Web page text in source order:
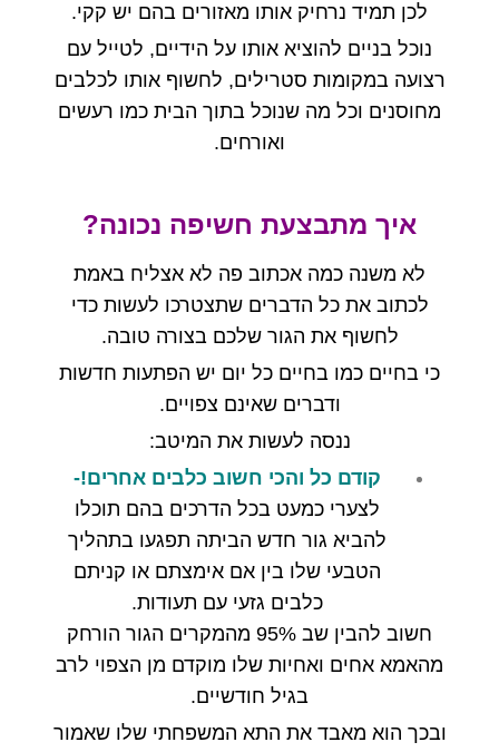
לכן תמיד נרחיק אותו מאזורים בהם יש קקי.
נוכל בניים להוציא אותו על הידיים, לטייל עם
רצועה במקומות סטרילים, לחשוף אותו לכלבים
מחוסנים וכל מה שנוכל בתוך הבית כמו רעשים
ואורחים.
איך מתבצעת חשיפה נכונה?
לא משנה כמה אכתוב פה לא אצליח באמת
לכתוב את כל הדברים שתצטרכו לעשות כדי
לחשוף את הגור שלכם בצורה טובה.
כי בחיים כמו בחיים כל יום יש הפתעות חדשות
ודברים שאינם צפויים.
ננסה לעשות את המיטב:
קודם כל והכי חשוב כלבים אחרים!-
לצערי כמעט בכל הדרכים בהם תוכלו
להביא גור חדש הביתה תפגעו בתהליך
הטבעי שלו בין אם אימצתם או קניתם
כלבים גזעי עם תעודות.
חשוב להבין שב
מהמקרים הגור הורחק
מהאמא אחים ואחיות שלו מוקדם מן הצפוי לרב
בגיל חודשיים.
ובכך הוא מאבד את התא המשפחתי שלו שאמור